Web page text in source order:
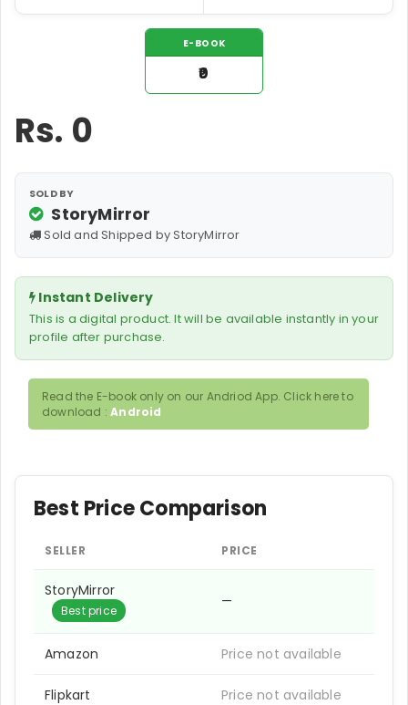
E-BOOK
₹0
Rs. 0
SOLD BY
StoryMirror
Sold and Shipped by StoryMirror
Instant Delivery
This is a digital product. It will be available instantly in your
profile after purchase.
Read the E-book only on our Andriod App. Click here to
download :Android
Best Price Comparison
SELLER PRICE
StoryMirror
Best price
—
Amazon Price not available
Flipkart Price not available